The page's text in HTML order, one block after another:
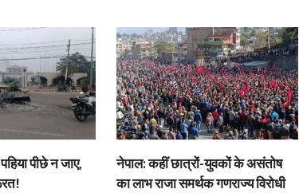
पीछे न जाए,
नेपाल: कहीं छात्रों-युवकों के असंतोष
का लाभ राजा समर्थक गणराज्य विरोधी